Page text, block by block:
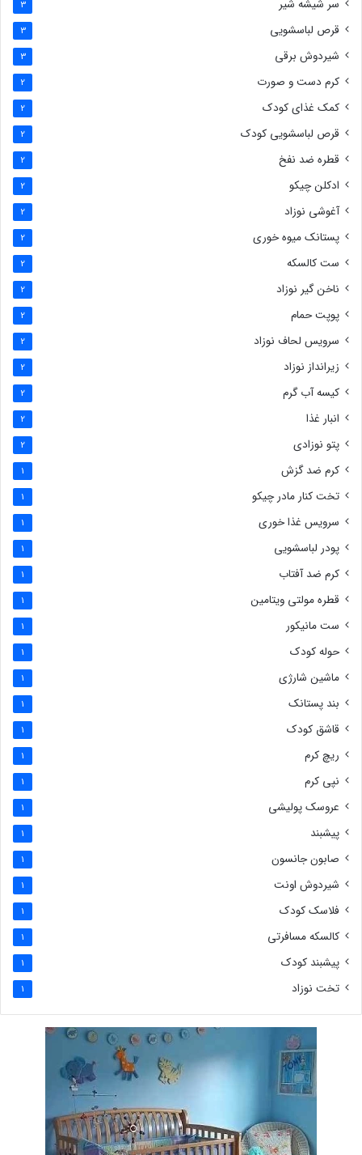
سر شیشه شیر 3
قرص لباسشویی 3
شیردوش برقی 3
کرم دست و صورت 2
کمک غذای کودک 2
قرص لباسشویی کودک 2
قطره ضد نفخ 2
ادکلن چیکو 2
آغوشی نوزاد 2
پستانک میوه خوری 2
ست کالسکه 2
ناخن گیر نوزاد 2
پوپت حمام 2
سرویس لحاف نوزاد 2
زیرانداز نوزاد 2
کیسه آب گرم 2
انبار غذا 2
پتو نوزادی 2
کرم ضد گزش 1
تخت کنار مادر چیکو 1
سرویس غذا خوری 1
پودر لباسشویی 1
کرم ضد آفتاب 1
قطره مولتی ویتامین 1
ست مانیکور 1
حوله کودک 1
ماشین شارژی 1
بند پستانک 1
قاشق کودک 1
ریچ کرم 1
نپی کرم 1
عروسک پولیشی 1
پیشبند 1
صابون جانسون 1
شیردوش اونت 1
فلاسک کودک 1
کالسکه مسافرتی 1
پیشبند کودک 1
تخت نوزاد 1